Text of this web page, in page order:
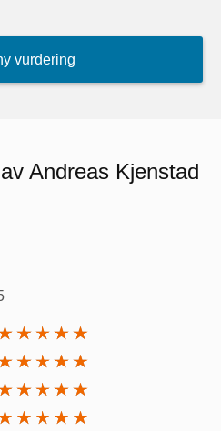
vurdering
Andreas Kjenstad